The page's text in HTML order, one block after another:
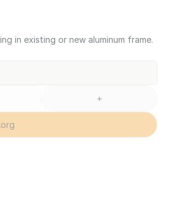
in existing or new aluminum frame.
+